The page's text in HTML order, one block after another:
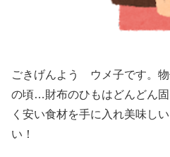
ごきげんよう ウメ子です。物
の頃…財布のひもはどんどん
く安い食材を手に入れ美味し
い！